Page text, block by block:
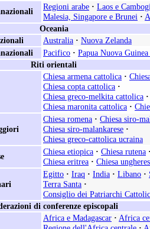
Regioni arabe · Laos e
Malesia, Singapore e Brunei ·
Oceania
Australia · Nuova Zelanda
Pacifico · Papua Nuova
Riti orientali
Chiesa armena cattolica ·
Chiesa copta cattolica ·
Chiesa greco-melkita cattolica ·
Chiesa maronita cattolica ·
Chiesa romena · Chiesa siro-
Chiesa siro-malankarese ·
Chiesa greco-cattolica ucraina
Chiesa etiopica · Chiesa rutena
Chiesa eritrea · Chiesa
Egitto · Iraq · India · Libano ·
Terra Santa ·
Consiglio dei Patriarchi
di conferenze episcopali
Africa e Madagascar · Africa